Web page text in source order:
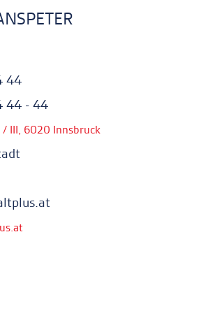
44
44 - 44
/ III, 6020 Innsbruck